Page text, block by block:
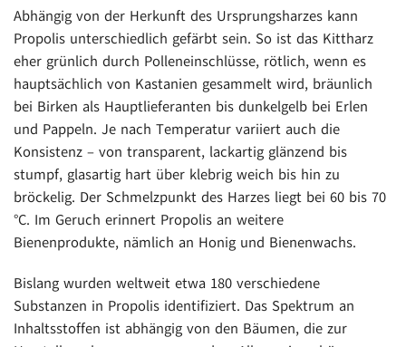
Abhängig von der Herkunft des Ursprungsharzes kann
Propolis unterschiedlich gefärbt sein. So ist das Kittharz
eher grünlich durch Polleneinschlüsse, rötlich, wenn es
hauptsächlich von Kastanien gesammelt wird, bräunlich
bei Birken als Hauptlieferanten bis dunkelgelb bei Erlen
und Pappeln. Je nach Temperatur variiert auch die
Konsistenz – von transparent, lackartig glänzend bis
stumpf, glasartig hart über klebrig weich bis hin zu
bröckelig. Der Schmelzpunkt des Harzes liegt bei 60 bis 70
°C. Im Geruch erinnert Propolis an weitere
Bienenprodukte, nämlich an Honig und Bienenwachs.
Bislang wurden weltweit etwa 180 verschiedene
Substanzen in Propolis identifiziert. Das Spektrum an
Inhaltsstoffen ist abhängig von den Bäumen, die zur